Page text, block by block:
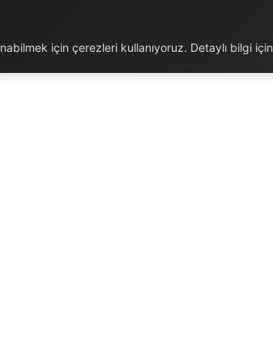
için çerezleri kullanıyoruz. Detaylı bilgi için